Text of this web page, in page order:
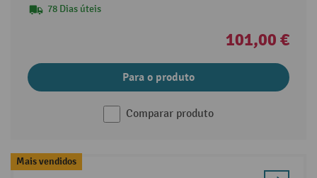
78 Dias úteis
101,00 €
Para o produto
Comparar produto
Mais vendidos